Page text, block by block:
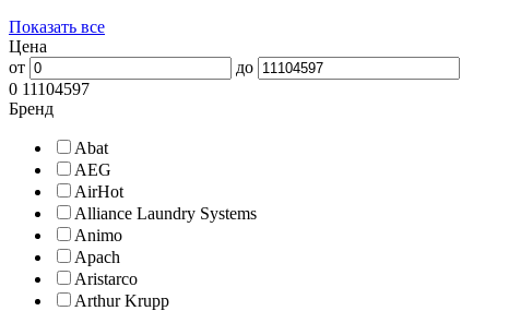
Показать все
Цена
от
до
0 11104597
Бренд
Abat
AEG
AirHot
Alliance Laundry Systems
Animo
Apach
Aristarco
Arthur Krupp